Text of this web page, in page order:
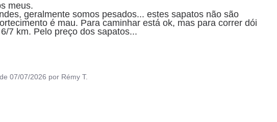
meus.
geralmente somos pesados... estes sapatos não são
é mau. Para caminhar está ok, mas para correr dói
7 km. Pelo preço dos sapatos...
de07/07/2026 por Rémy T.